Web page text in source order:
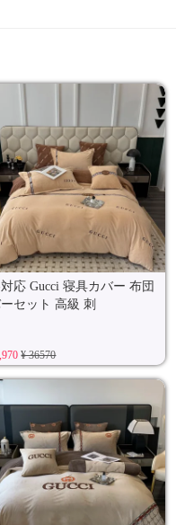
応 Gucci 寝具カバー 布団
セット 高級 刺
¥ 36570